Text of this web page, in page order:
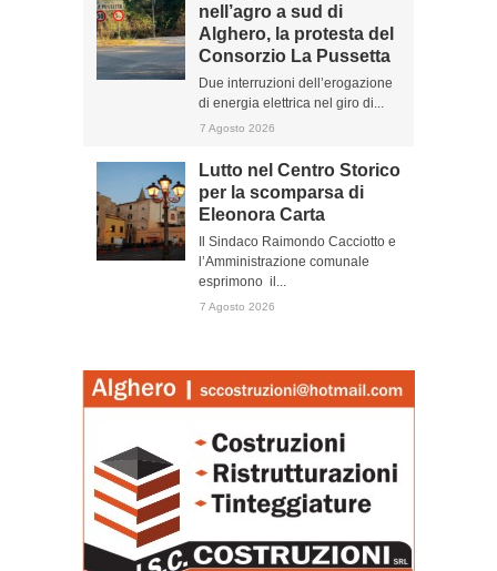
nell’agro a sud di
Alghero, la protesta del
Consorzio La Pussetta
Due interruzioni dell’erogazione
di energia elettrica nel giro di...
7 Agosto 2026
Lutto nel Centro Storico
per la scomparsa di
Eleonora Carta
Il Sindaco Raimondo Cacciotto e
l’Amministrazione comunale
esprimono il...
7 Agosto 2026